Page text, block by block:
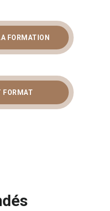
FORMATION
FORMAT